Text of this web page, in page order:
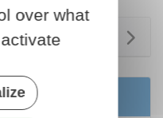
over what